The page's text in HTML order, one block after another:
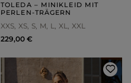
TOLEDA – MINIKLEID MIT
PERLEN-TRÄGERN
XXS XS S M L XL
XXL
229,00 €